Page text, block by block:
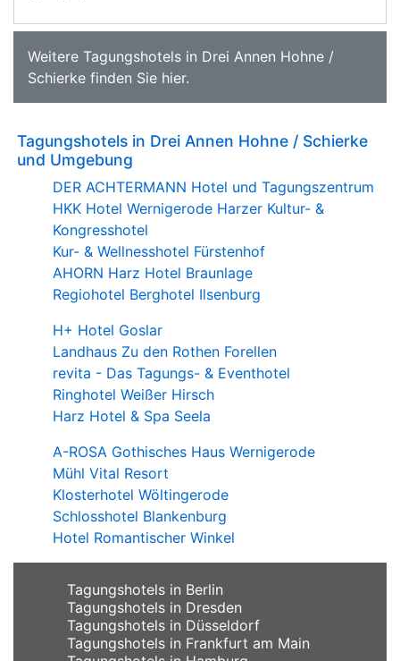
Weitere Tagungshotels in Drei Annen Hohne /
Schierke finden Sie hier.
Tagungshotels in Drei Annen Hohne / Schierke
und Umgebung
DER ACHTERMANN Hotel und Tagungszentrum
HKK Hotel Wernigerode Harzer Kultur- &
Kongresshotel
Kur- & Wellnesshotel Fürstenhof
AHORN Harz Hotel Braunlage
Regiohotel Berghotel Ilsenburg
H+ Hotel Goslar
Landhaus Zu den Rothen Forellen
revita - Das Tagungs- & Eventhotel
Ringhotel Weißer Hirsch
Harz Hotel & Spa Seela
A-ROSA Gothisches Haus Wernigerode
Mühl Vital Resort
Klosterhotel Wöltingerode
Schlosshotel Blankenburg
Hotel Romantischer Winkel
Tagungshotels in Berlin
Tagungshotels in Dresden
Tagungshotels in Düsseldorf
Tagungshotels in Frankfurt am Main